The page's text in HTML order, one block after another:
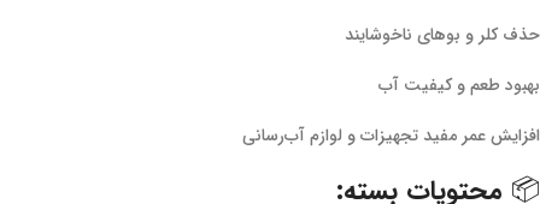
حذف کلر و بوهای ناخوشایند
بهبود طعم و کیفیت آب
افزایش عمر مفید تجهیزات و لوازم آب‌رسانی
📦 محتویات بسته: